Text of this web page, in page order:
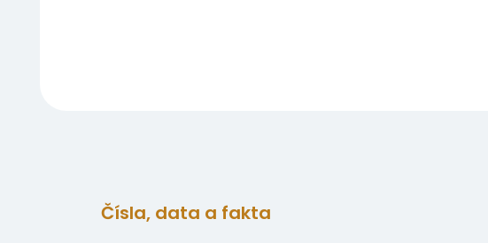
Čísla, data a fakta